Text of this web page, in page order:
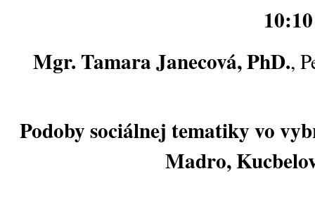
Mgr. Tamara Janecová, PhD.,
Podoby sociálnej tematiky vo
Madro,